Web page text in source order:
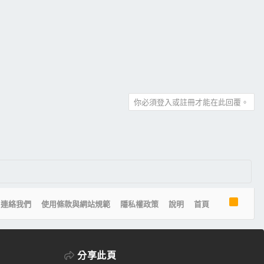
你必須登入或註冊才能在此回覆。
連絡我們 使用條款與網站規範 隱私權政策 說明 首頁
R
S
分享此頁